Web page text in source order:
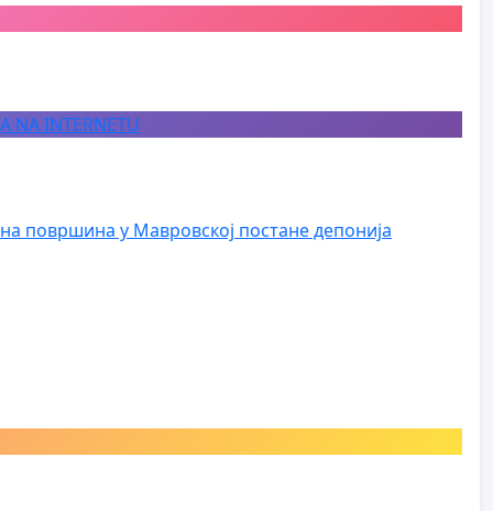
NA INTERNETU
површина у Мавровској постане депонија